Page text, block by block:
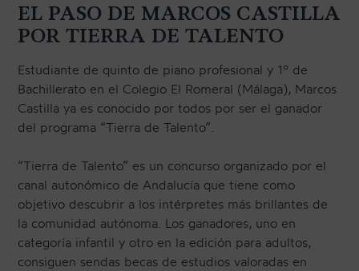
EL PASO DE MARCOS CASTILLA
POR TIERRA DE TALENTO
Estudiante de quinto de piano profesional y 1º de
Bachillerato en el Colegio El Romeral (Málaga), Marcos
Castilla ya es conocido por todos por ser el ganador
del programa “Tierra de Talento”.
“Tierra de Talento” es un concurso organizado por el
canal autonómico de Andalucía que tiene como
objetivo descubrir a los intérpretes más brillantes de
la comunidad autónoma. Los ganadores, uno en
categoría infantil y otro en la edición para adultos,
consiguen sendas becas de estudios valoradas en